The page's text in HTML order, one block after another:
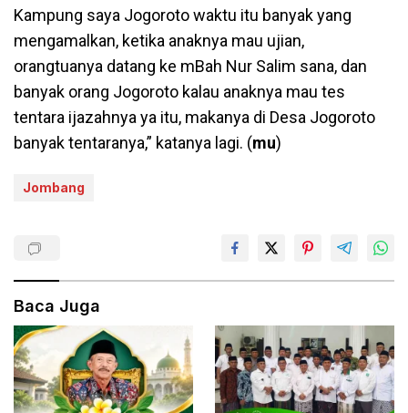
Kampung saya Jogoroto waktu itu banyak yang
mengamalkan, ketika anaknya mau ujian,
orangtuanya datang ke mBah Nur Salim sana, dan
banyak orang Jogoroto kalau anaknya mau tes
tentara ijazahnya ya itu, makanya di Desa Jogoroto
banyak tentaranya,” katanya lagi. (mu)
Jombang
Baca Juga